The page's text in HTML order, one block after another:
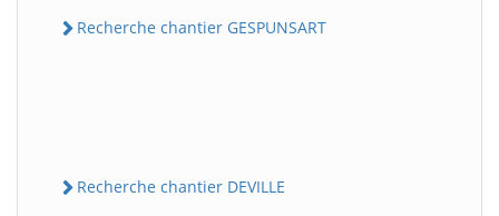
Recherche chantier GESPUNSART
Recherche chantier DEVILLE